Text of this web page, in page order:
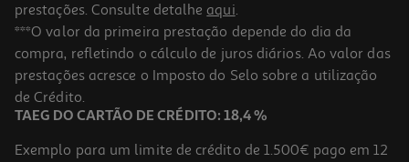
prestações. Consulte detalhe aqui.
***O valor da primeira prestação depende do dia da
compra, refletindo o cálculo de juros diários. Ao valor das
prestações acresce o Imposto do Selo sobre a utilização
de Crédito.
TAEG DO CARTÃO DE CRÉDITO: 18,4 %
Exemplo para um limite de crédito de 1.500€ pago em 12